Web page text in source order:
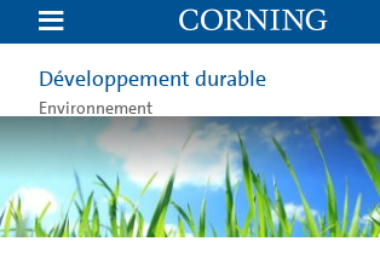
Protection
l'environnement
Développement
durable
de
l'entreprise
|
Corning
Développement durable
Environnement